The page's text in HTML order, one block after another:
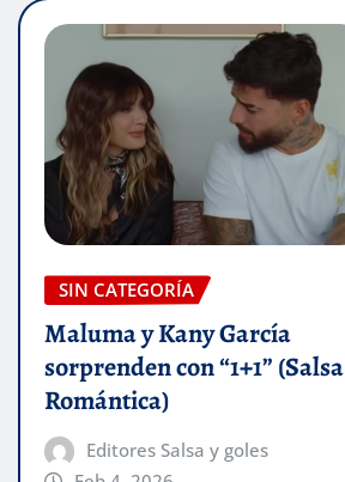
SIN CATEGORÍA
Maluma y Kany García
sorprenden con “1+1” (Salsa
Romántica)
Editores Salsa y goles